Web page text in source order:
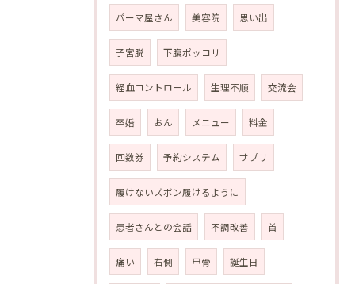
パーマ屋さん 美容院 思い出
子宮脱 下腹ポッコリ
経血コントロール 生理不順 交流会
卒婚 おん メニュー 料金
回数券 予約システム サプリ
履けないズボン履けるように
患者さんとの会話 不調改善 首
痛い 右側 甲骨 誕生日